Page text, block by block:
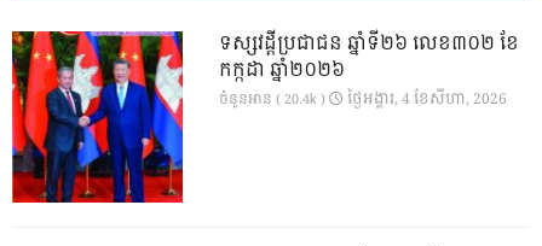
ទស្សវដ្តីប្រជាជន ឆ្នាំទី២៦ លេខ៣០២ ខែ
កក្កដា ឆ្នាំ២០២៦
ចំនួនអាន ( 20.4k ) ថ្ងៃ​អង្គារ, 4 ខែ​សីហា, 2026